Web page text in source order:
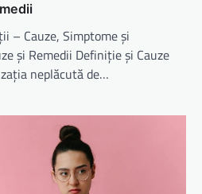
– Cauze, Simptome și
și Remedii Definiție și Cauze
neplăcută de…